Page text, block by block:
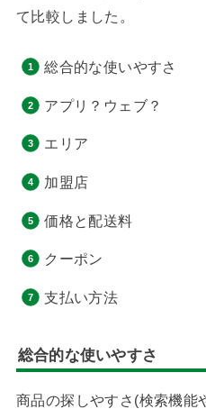
て比較しました。
総合的な使いやすさ
アプリ？ウェブ？
エリア
加盟店
価格と配送料
クーポン
支払い方法
総合的な使いやすさ
商品の探しやすさ(検索機能